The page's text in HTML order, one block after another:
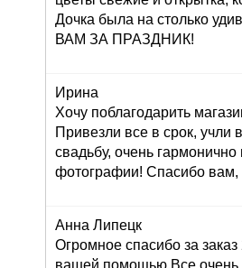
Дочка была на столько
ВАМ ЗА ПРАЗДНИК!
Ирина
Хочу поблагодарить
Привезли все в срок, учли
свадьбу, очень
фотографии! Спасибо вам,
Анна Липецк
Огромное спасибо за
вашей помощью.Все очень